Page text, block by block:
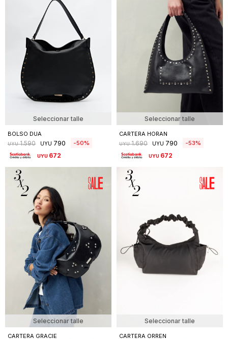
Seleccionar talle
BOLSO DUA
UYU 1.590 UYU 790 50
UYU 672
Seleccionar talle
CARTERA HORAN
UYU 1.690 UYU 790 53
UYU 672
Seleccionar talle
CARTERA GRACIE
Seleccionar talle
CARTERA ORREN